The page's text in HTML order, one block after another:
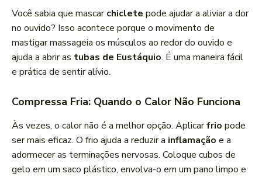
Você sabia que mascarchiclete pode ajudar a aliviar a dor
no ouvido? Isso acontece porque o movimento de
mastigar massageia os músculos ao redor do ouvido e
ajuda a abrir as tubas de Eustáquio. É uma maneira fácil
e prática de sentir alívio.
Compressa Fria: Quando o Calor Não Funciona
Às vezes, o calor não é a melhor opção. Aplicarfrio pode
ser mais eficaz. O frio ajuda a reduzir a inflamação e a
adormecer as terminações nervosas. Coloque cubos de
gelo em um saco plástico, envolva-o em um pano limpo e